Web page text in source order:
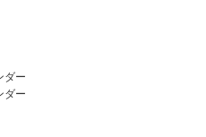
ダー
ダー